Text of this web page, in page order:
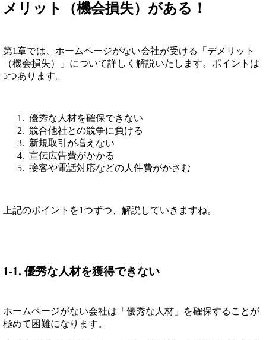
メリット（機会損失）がある！
第1章では、ホームページがない会社が受ける「デメリット
（機会損失）」について詳しく解説いたします。ポイントは
5つあります。
優秀な人材を確保できない
競合他社との競争に負ける
新規取引が増えない
宣伝広告費がかかる
接客や電話対応などの人件費がかさむ
上記のポイントを1つずつ、解説していきますね。
1-1. 優秀な人材を獲得できない
ホームページがない会社は「優秀な人材」を確保することが
極めて困難になります。